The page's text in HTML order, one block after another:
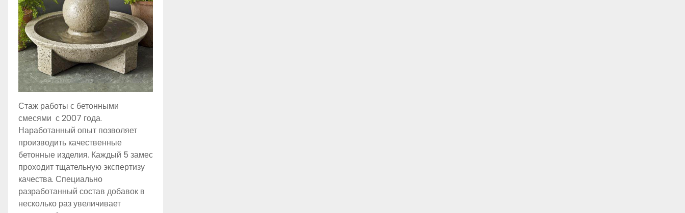
Стаж работы с бетонными
смесями с 2007 года.
Наработанный опыт позволяет
производить качественные
бетонные изделия. Каждый 5 замес
проходит тщательную экспертизу
качества. Специально
разработанный состав добавок в
несколько раз увеличивает